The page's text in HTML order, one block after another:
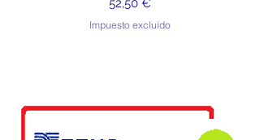
Impuesto excluido